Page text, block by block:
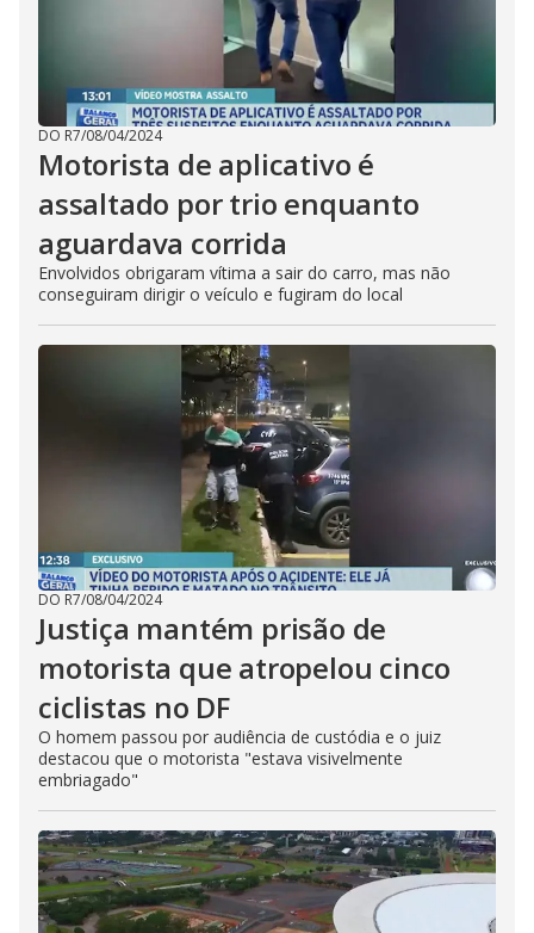
DO R7/08/04/2024
Motorista de aplicativo é
assaltado por trio enquanto
aguardava corrida
Envolvidos obrigaram vítima a sair do carro, mas não
conseguiram dirigir o veículo e fugiram do local
DO R7/08/04/2024
Justiça mantém prisão de
motorista que atropelou cinco
ciclistas no DF
O homem passou por audiência de custódia e o juiz
destacou que o motorista "estava visivelmente
embriagado"